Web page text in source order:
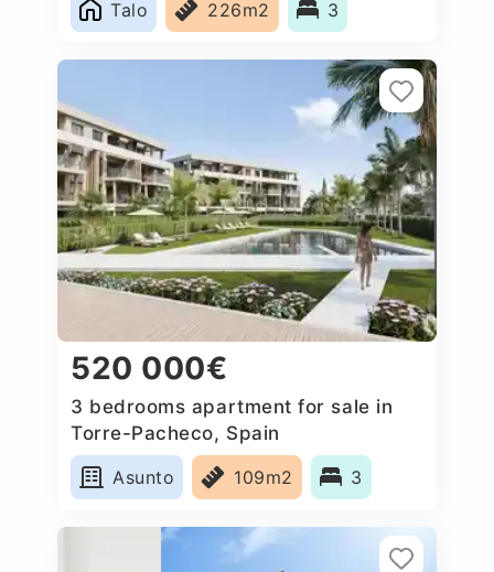
Talo 226m2 3
520 000€
3 bedrooms apartment for sale in
Torre-Pacheco, Spain
Asunto
109m2 3